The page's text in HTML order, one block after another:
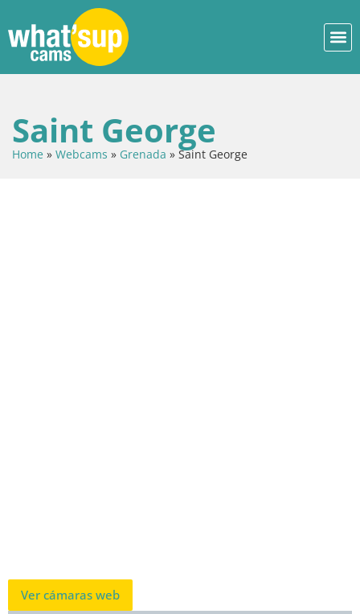
Saint George
Home » Webcams » Grenada » Saint George
Ver cámaras web